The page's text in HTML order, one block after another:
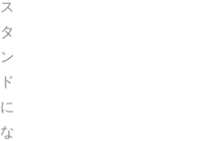
ス
タ
ン
ド
に
な